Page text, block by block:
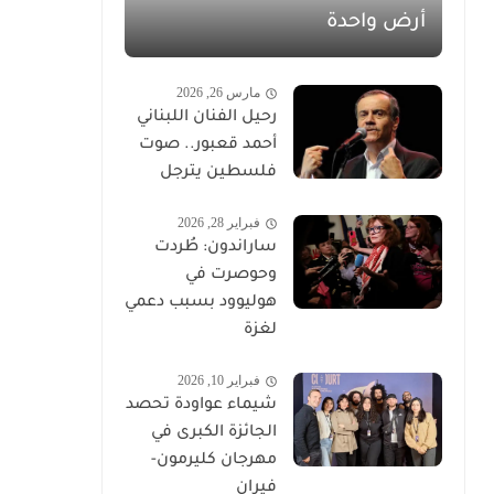
أرض واحدة
مارس 26, 2026
رحيل الفنان اللبناني
أحمد قعبور.. صوت
فلسطين يترجل
فبراير 28, 2026
ساراندون: طُردت
وحوصرت في
هوليوود بسبب دعمي
لغزة
فبراير 10, 2026
شيماء عواودة تحصد
الجائزة الكبرى في
مهرجان كليرمون-
فيران